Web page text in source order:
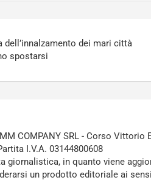
dell’innalzamento dei mari città
spostarsi
COMPANY SRL - Corso Vittorio
I.V.A. 03144800608
giornalistica, in quanto viene
un prodotto editoriale ai